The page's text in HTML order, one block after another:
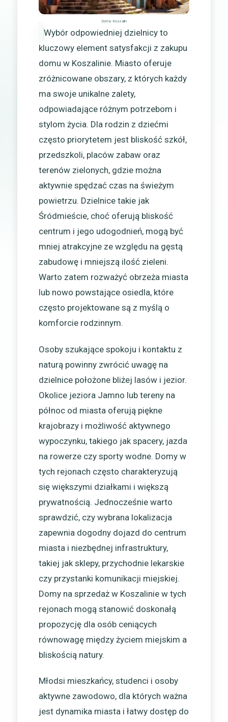
Domy Koszalin
Wybór odpowiedniej dzielnicy to
kluczowy element satysfakcji z zakupu
domu w Koszalinie. Miasto oferuje
zróżnicowane obszary, z których każdy
ma swoje unikalne zalety,
odpowiadające różnym potrzebom i
stylom życia. Dla rodzin z dziećmi
często priorytetem jest bliskość szkół,
przedszkoli, placów zabaw oraz
terenów zielonych, gdzie można
aktywnie spędzać czas na świeżym
powietrzu. Dzielnice takie jak
Śródmieście, choć oferują bliskość
centrum i jego udogodnień, mogą być
mniej atrakcyjne ze względu na gęstą
zabudowę i mniejszą ilość zieleni.
Warto zatem rozważyć obrzeża miasta
lub nowo powstające osiedla, które
często projektowane są z myślą o
komforcie rodzinnym.
Osoby szukające spokoju i kontaktu z
naturą powinny zwrócić uwagę na
dzielnice położone bliżej lasów i jezior.
Okolice jeziora Jamno lub tereny na
północ od miasta oferują piękne
krajobrazy i możliwość aktywnego
wypoczynku, takiego jak spacery, jazda
na rowerze czy sporty wodne. Domy w
tych rejonach często charakteryzują
się większymi działkami i większą
prywatnością. Jednocześnie warto
sprawdzić, czy wybrana lokalizacja
zapewnia dogodny dojazd do centrum
miasta i niezbędnej infrastruktury,
takiej jak sklepy, przychodnie lekarskie
czy przystanki komunikacji miejskiej.
Domy na sprzedaż w Koszalinie w tych
rejonach mogą stanowić doskonałą
propozycję dla osób ceniących
równowagę między życiem miejskim a
bliskością natury.
Młodsi mieszkańcy, studenci i osoby
aktywne zawodowo, dla których ważna
jest dynamika miasta i łatwy dostęp do